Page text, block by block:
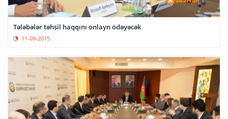
Tələbələr təhsil haqqını onlayn ödəyəcək
11-09-2015